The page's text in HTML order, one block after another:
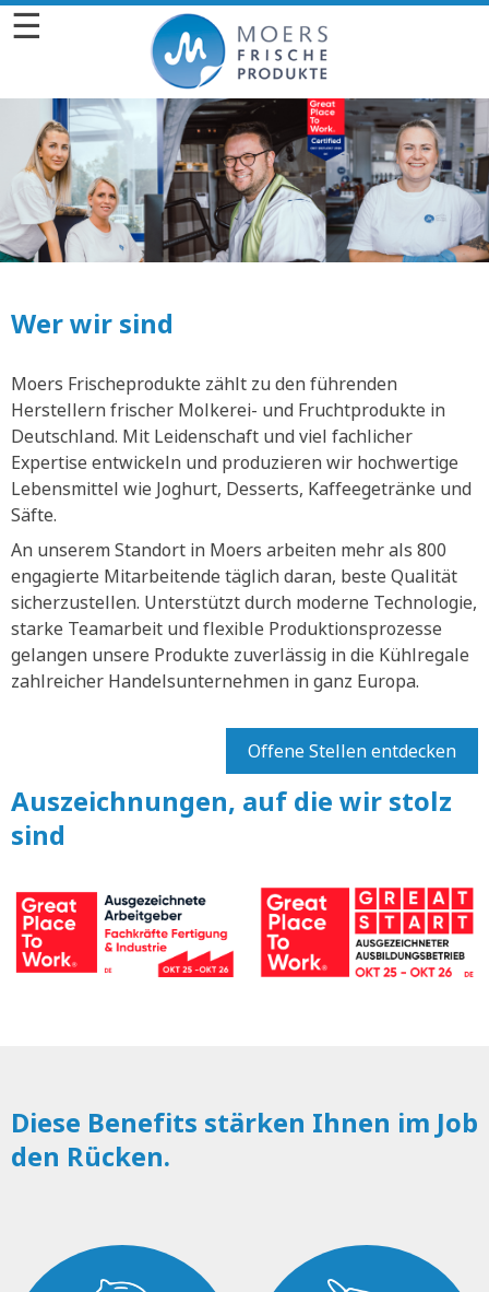
☰
Wer wir sind
Moers Frischeprodukte zählt zu den führenden
Herstellern frischer Molkerei- und Fruchtprodukte in
Deutschland. Mit Leidenschaft und viel fachlicher
Expertise entwickeln und produzieren wir hochwertige
Lebensmittel wie Joghurt, Desserts, Kaffeegetränke und
Säfte.
An unserem Standort in Moers arbeiten mehr als 800
engagierte Mitarbeitende täglich daran, beste Qualität
sicherzustellen. Unterstützt durch moderne Technologie,
starke Teamarbeit und flexible Produktionsprozesse
gelangen unsere Produkte zuverlässig in die Kühlregale
zahlreicher Handelsunternehmen in ganz Europa.
Offene Stellen entdecken
Auszeichnungen, auf die wir stolz
sind
Diese Benefits stärken Ihnen im Job
den Rücken.